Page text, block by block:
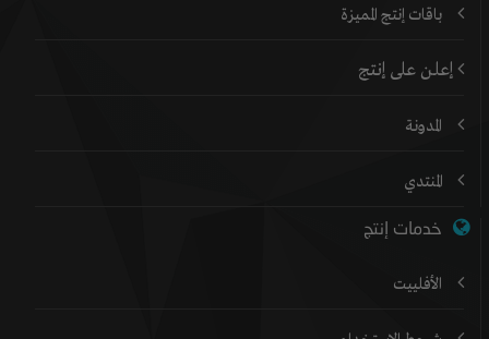
باقات إنتج المميزة
إعلن على إنتج
المدونة
المنتدي
خدمات إنتج
الأفلييت